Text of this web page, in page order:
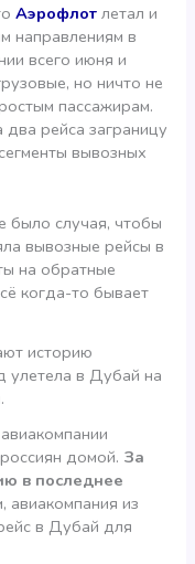
Аэрофлот летал и
направлениям в
всего июня и
но ничто не
пассажирам.
рейса заграницу
вывозных
было случая, чтобы
вывозные рейсы в
на обратные
когда-то бывает
историю
улетела в Дубай на
домой. За
в последнее
авиакомпания из
в Дубай для